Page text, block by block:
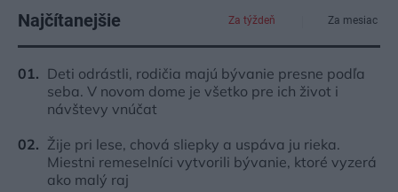
Najčítanejšie Za týždeň Za mesiac
Deti odrástli, rodičia majú bývanie presne podľa
seba. V novom dome je všetko pre ich život i
návštevy vnúčat
Žije pri lese, chová sliepky a uspáva ju rieka.
Miestni remeselníci vytvorili bývanie, ktoré vyzerá
ako malý raj